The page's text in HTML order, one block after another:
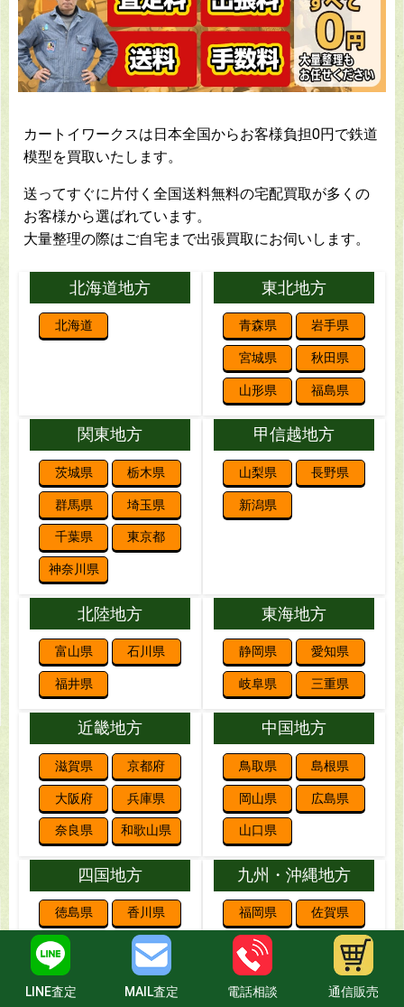
カートイワークスは日本全国からお客様負担0円で鉄道
模型を買取いたします。
送ってすぐに片付く全国送料無料の宅配買取が多くの
お客様から選ばれています。
大量整理の際はご自宅まで出張買取にお伺いします。
北海道地方
北海道
東北地方
青森県 岩手県
宮城県 秋田県
山形県 福島県
関東地方
茨城県 栃木県
群馬県 埼玉県
千葉県 東京都
神奈川県
甲信越地方
山梨県 長野県
新潟県
北陸地方
富山県 石川県
福井県
東海地方
静岡県 愛知県
岐阜県 三重県
近畿地方
滋賀県 京都府
大阪府 兵庫県
奈良県 和歌山県
中国地方
鳥取県 島根県
岡山県 広島県
山口県
四国地方
徳島県 香川県
愛媛県 高知県
九州・沖縄地方
福岡県 佐賀県
長崎県 熊本県
大分県 宮崎県
LINE査定 MAIL査定 電話相談 通信販売